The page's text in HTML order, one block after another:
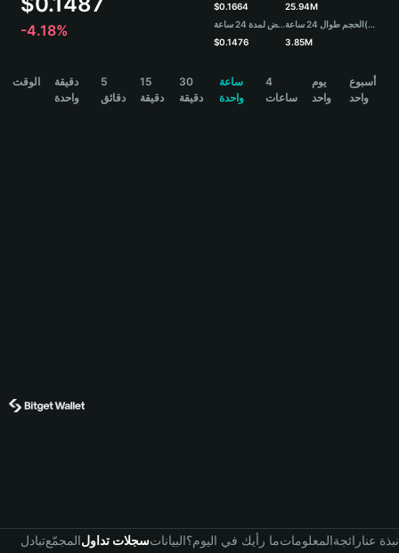
Bahasa Indonesia
বাংলা
-4.18%
$0.1664
منخفض لمدة 24 ساعة
$0.1476
25.94M
الحجم طوال 24 ساعة(USDT)
3.85M
الوقت
دقيقة
واحدة
5
دقائق
15
دقيقة
30
دقيقة
ساعة
واحدة
4
ساعات
يوم
واحد
أسبوع
واحد
تبادلالمجمّعسجلات تداولالبياناتما رأيك في اليوم؟المعلوماترائجةنبذة عنا